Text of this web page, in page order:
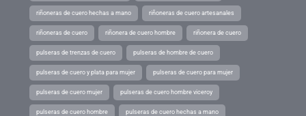
riñoneras de cuero hechas a mano riñoneras de cuero artesanales
riñoneras de cuero riñonera de cuero hombre riñonera de cuero
pulseras de trenzas de cuero pulseras de hombre de cuero
pulseras de cuero y plata para mujer pulseras de cuero para mujer
pulseras de cuero mujer pulseras de cuero hombre viceroy
pulseras de cuero hombre pulseras de cuero hechas a mano